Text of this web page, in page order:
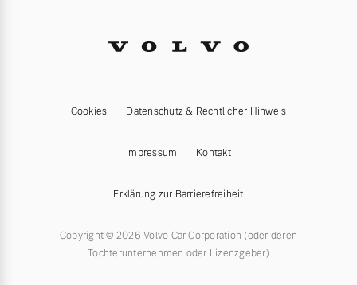
Cookies Datenschutz & Rechtlicher Hinweis
Impressum Kontakt
Erklärung zur Barrierefreiheit
Copyright © 2026 Volvo Car Corporation (oder deren
Tochterunternehmen oder Lizenzgeber)